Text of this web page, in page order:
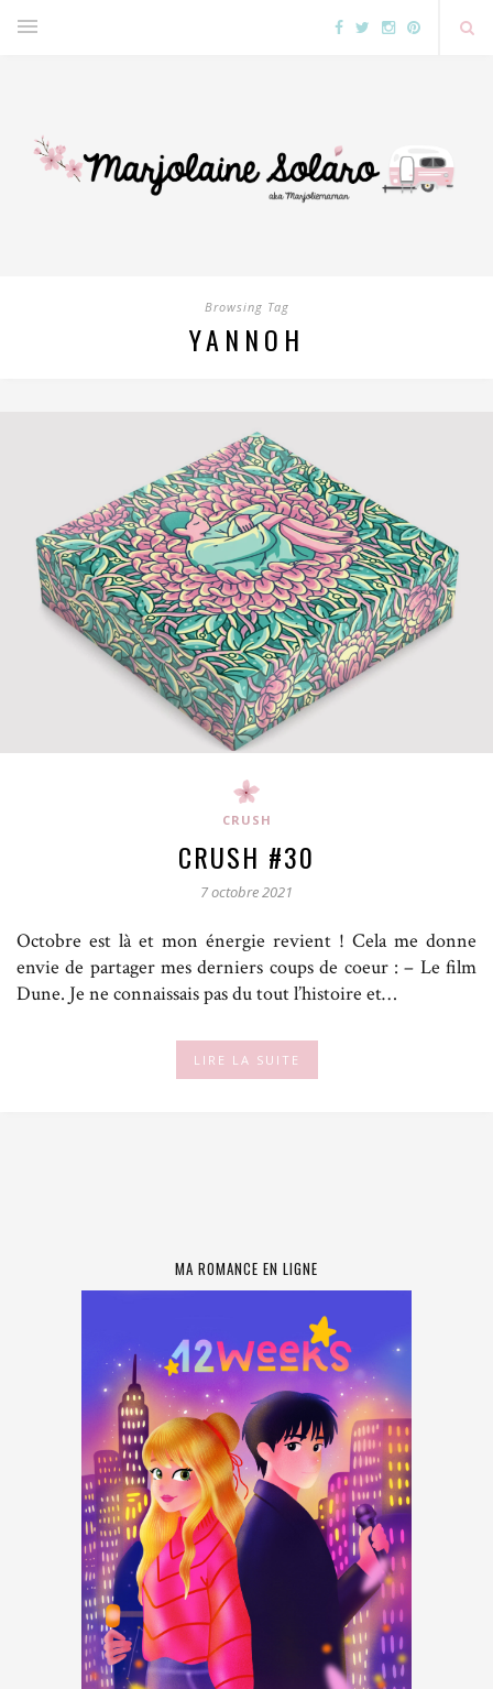
Browsing Tag
YANNOH
CRUSH
CRUSH #30
7 octobre 2021
Octobre est là et mon énergie revient ! Cela me donne
envie de partager mes derniers coups de coeur : – Le film
Dune. Je ne connaissais pas du tout l’histoire et…
LIRE LA SUITE
MA ROMANCE EN LIGNE